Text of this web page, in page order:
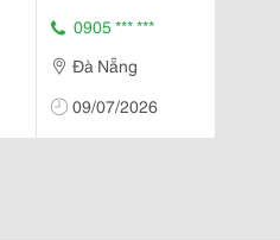
0905 *** ***
Đà Nẵng
09/07/2026